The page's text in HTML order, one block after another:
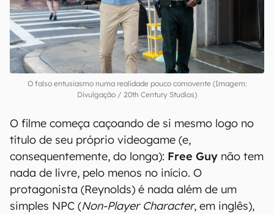
O falso entusiasmo numa realidade pouco comovente (Imagem:
Divulgação / 20th Century Studios)
O filme começa caçoando de si mesmo logo no
título de seu próprio videogame (e,
consequentemente, do longa): Free Guy não tem
nada de livre, pelo menos no início. O
protagonista (Reynolds) é nada além de um
simples NPC (Non-Player Character, em inglês),